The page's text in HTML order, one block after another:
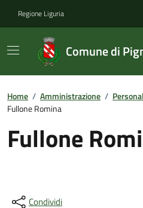
Regione Liguria
Comune di
Home / Amministrazione /
Fullone Romina
Fullone
Condividi